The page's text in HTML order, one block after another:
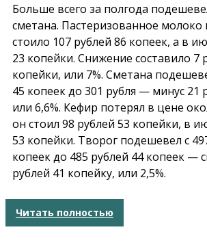
Больше всего за полгода
сметана. Пастеризованное молоко
стоило 107 рублей 86 копеек, а в
23 копейки. Снижение составило 7
копейки, или 7%. Сметана
45 копеек до 301 рубля — минус 21
или 6,6%. Кефир потерял в цене
он стоил 98 рублей 53 копейки, в
53 копейки. Творог подешевел с
копеек до 485 рублей 44 копеек —
рублей 41 копейку, или 2,5%.
Читать полностью